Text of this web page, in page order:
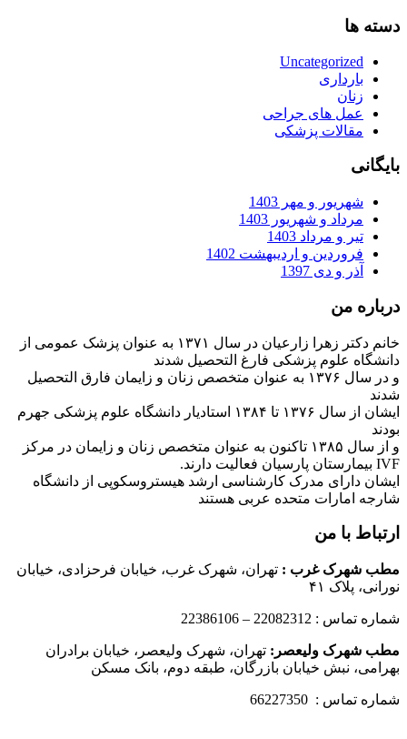
دسته ها
Uncategorized
بارداری
زنان
عمل های جراحی
مقالات پزشکی
بایگانی
شهریور و مهر 1403
مرداد و شهریور 1403
تیر و مرداد 1403
فروردین و اردیبهشت 1402
آذر و دی 1397
درباره من
خانم دکتر زهرا زارعیان در سال ۱۳۷۱ به عنوان پزشک عمومی از
دانشگاه علوم پزشکی فارغ التحصیل شدند
و در سال ۱۳۷۶ به عنوان متخصص زنان و زایمان فارق التحصیل
شدند
ایشان از سال ۱۳۷۶ تا ۱۳۸۴ استادیار دانشگاه علوم پزشکی جهرم
بودند
و از سال ۱۳۸۵ تاکنون به عنوان متخصص زنان و زایمان در مرکز
IVF بیمارستان پارسیان فعالیت دارند.
ایشان دارای مدرک کارشناسی ارشد هیستروسکوپی از دانشگاه
شارجه امارات متحده عربی هستند
ارتباط با من
مطب شهرک غرب : تهران، شهرک غرب، خیابان فرحزادی، خیابان
نورانی، پلاک ۴۱
شماره تماس : 22082312 – 22386106
مطب شهرک ولیعصر: تهران، شهرک ولیعصر، خیابان برادران
بهرامی، نبش خیابان بازرگان، طبقه دوم، بانک مسکن
شماره تماس : 66227350